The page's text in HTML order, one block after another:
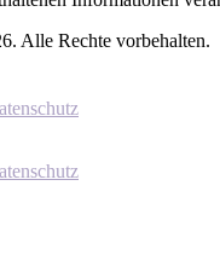
Alle Rechte vorbehalten.